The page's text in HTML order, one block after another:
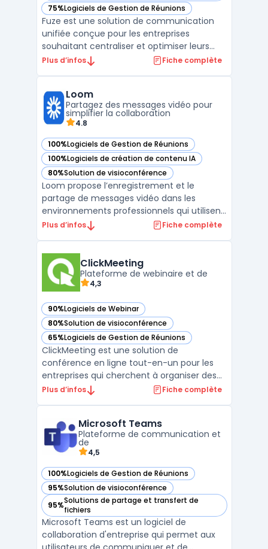
75%Logiciels de Gestion de Réunions
— voir Fuze dans cette catégorie
Fuze est une solution de communication
unifiée conçue pour les entreprises
souhaitant centraliser et optimiser leurs
interactions internes et externes. En
d'équipe sur une seule et même
plateforme, Fuze permet aux organisatio ...
Plus d’infos Fiche complète
Loom
Partagez des messages vidéo pour
simplifier la collaboration
4.8
100%Logiciels de Gestion de Réunions
— voir Loom dans cette catégorie
100%Logiciels de création de contenu IA
— voir Loom dans cette catégorie
80%Solution de visioconférence
— voir Loom dans cette catégorie
Loom propose l’enregistrement et le
partage de messages vidéo dans les
environnements professionnels qui utilisent
la communication asynchrone. Dans de
clarté et le suivi des projets, notamment
lors de la gestion de tâ ...
Plus d’infos Fiche complète
ClickMeeting
Plateforme de webinaire et de
4,3
90%Logiciels de Webinar
— voir ClickMeeting dans cette catégorie
80%Solution de visioconférence
— voir ClickMeeting dans cette catégorie
65%Logiciels de Gestion de Réunions
— voir ClickMeeting dans cette catégorie
ClickMeeting est une solution de
conférence en ligne tout-en-un pour les
entreprises qui cherchent à organiser des
webinaires, des réunions en ligne et des
que des outils de présentation, un tableau
blanc, un partage ...
Plus d’infos Fiche complète
Microsoft Teams
Plateforme de communication et
de
4,5
100%Logiciels de Gestion de Réunions
— voir Microsoft Teams dans cette catégorie
95%Solution de visioconférence
— voir Microsoft Teams dans cette catégorie
95%Solutions de partage et transfert de
fichiers
— voir Microsoft Teams dans cette catégorie
Microsoft Teams est un logiciel de
collaboration d'entreprise qui permet aux